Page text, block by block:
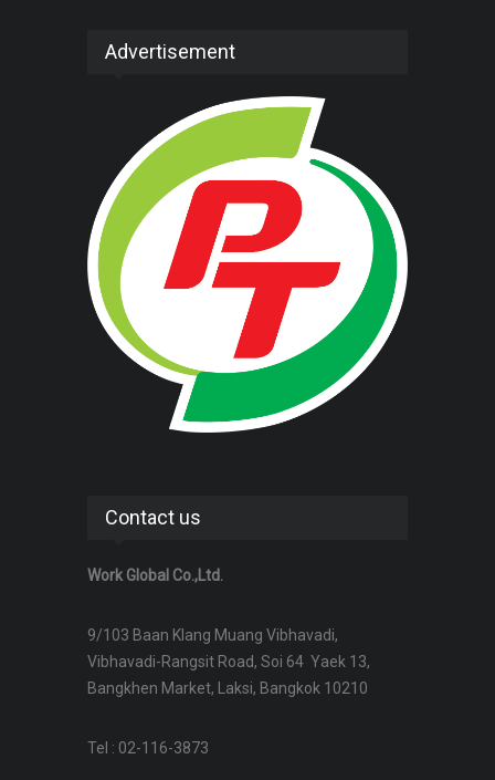
Advertisement
Contact us
Work Global Co.,Ltd.
9/103 Baan Klang Muang Vibhavadi,
Vibhavadi-Rangsit Road, Soi 64 Yaek 13,
Bangkhen Market, Laksi, Bangkok 10210
Tel : 02-116-3873